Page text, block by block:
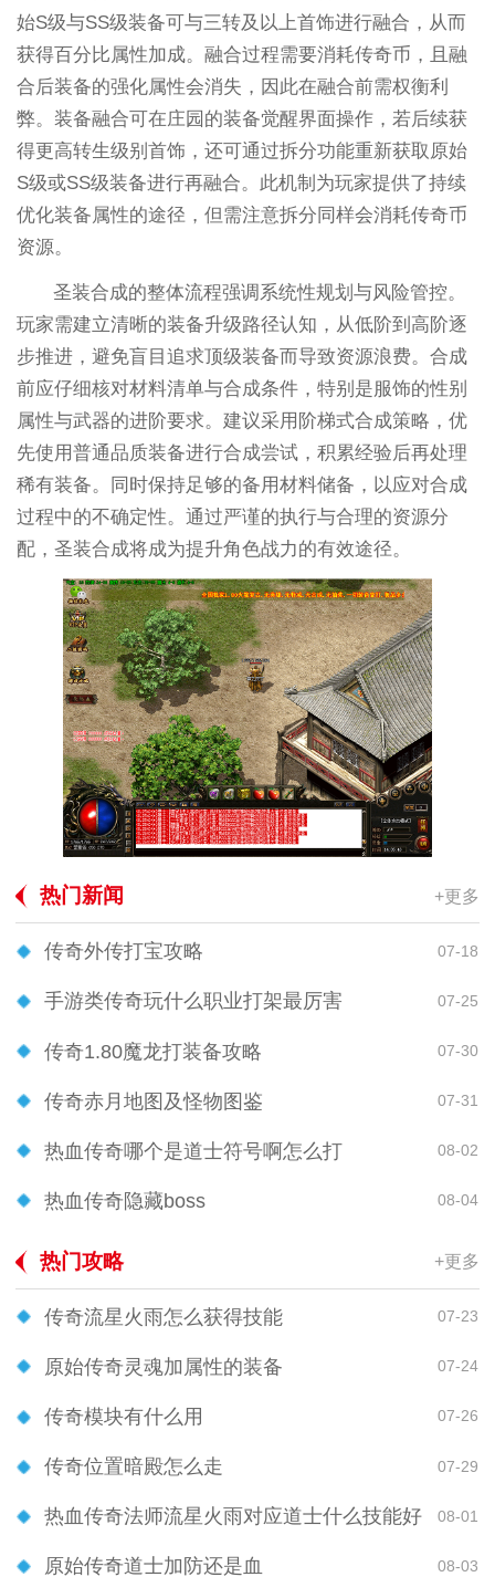
始S级与SS级装备可与三转及以上首饰进行融合，从而
获得百分比属性加成。融合过程需要消耗传奇币，且融
合后装备的强化属性会消失，因此在融合前需权衡利
弊。装备融合可在庄园的装备觉醒界面操作，若后续获
得更高转生级别首饰，还可通过拆分功能重新获取原始
S级或SS级装备进行再融合。此机制为玩家提供了持续
优化装备属性的途径，但需注意拆分同样会消耗传奇币
资源。
圣装合成的整体流程强调系统性规划与风险管控。
玩家需建立清晰的装备升级路径认知，从低阶到高阶逐
步推进，避免盲目追求顶级装备而导致资源浪费。合成
前应仔细核对材料清单与合成条件，特别是服饰的性别
属性与武器的进阶要求。建议采用阶梯式合成策略，优
先使用普通品质装备进行合成尝试，积累经验后再处理
稀有装备。同时保持足够的备用材料储备，以应对合成
过程中的不确定性。通过严谨的执行与合理的资源分
配，圣装合成将成为提升角色战力的有效途径。
热门新闻 +更多
传奇外传打宝攻略 07-18
手游类传奇玩什么职业打架最厉害 07-25
传奇1.80魔龙打装备攻略 07-30
传奇赤月地图及怪物图鉴 07-31
热血传奇哪个是道士符号啊怎么打 08-02
热血传奇隐藏boss 08-04
热门攻略 +更多
传奇流星火雨怎么获得技能 07-23
原始传奇灵魂加属性的装备 07-24
传奇模块有什么用 07-26
传奇位置暗殿怎么走 07-29
热血传奇法师流星火雨对应道士什么技能好 08-01
原始传奇道士加防还是血 08-03